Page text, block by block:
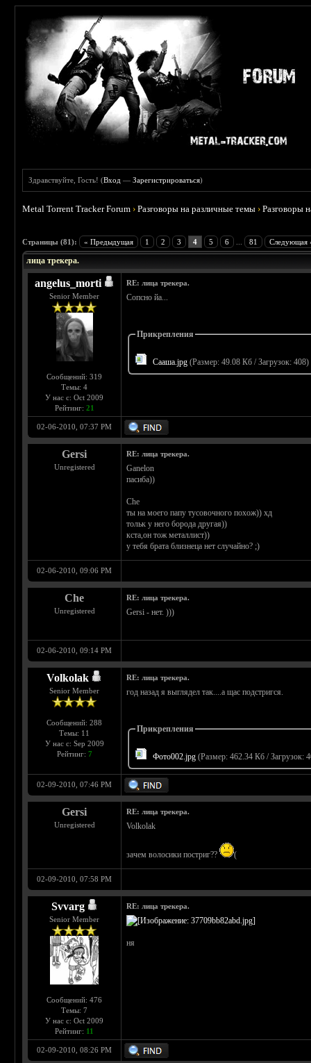
Здравствуйте, Гость! (Вход —Зарегистрироваться)
Metal Torrent Tracker Forum ›Разговоры на различные темы ›Разговоры
Страницы (81): « Предыдущая 1 2 3 4 5 6 81 Следующая
лица трекера.
angelus_morti
Senior Member
Сообщений: 319
Темы: 4
У нас с: Oct 2009
Рейтинг: 21
RE: лица трекера.
Сопсно йа...
Прикрепления
Сааша.jpg (Размер: 49.08 Кб / Загрузок: 408)
02-06-2010, 07:37 PM
Gersi
Unregistered
RE: лица трекера.
Ganelon
пасиба))
Che
ты на моего папу тусовочного похож)) хд
тольк у него борода другая))
кста,он тож металлист))
у тебя брата близнеца нет случайно? ;)
02-06-2010, 09:06 PM
Che
Unregistered
RE: лица трекера.
Gersi - нет. )))
02-06-2010, 09:14 PM
Volkolak
Senior Member
Сообщений: 288
Темы: 11
У нас с: Sep 2009
Рейтинг: 7
RE: лица трекера.
год назад я выглядел так....а щас подстригся.
Прикрепления
Фото002.jpg (Размер: 462.34 Кб / Загрузок:
02-09-2010, 07:46 PM
Gersi
Unregistered
RE: лица трекера.
Volkolak
зачем волосики постриг?? (
02-09-2010, 07:58 PM
Svvarg
Senior Member
Сообщений: 476
Темы: 7
У нас с: Oct 2009
Рейтинг: 11
RE: лица трекера.
ня
02-09-2010, 08:26 PM